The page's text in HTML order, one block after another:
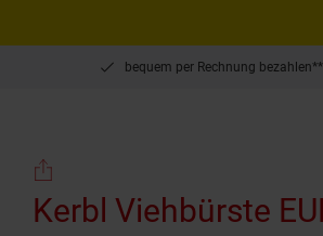
bequem per Rechnung
Kerbl Viehbürste